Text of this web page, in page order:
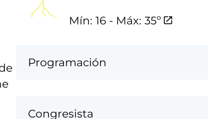
Mín: 16 - Máx: 35º
Programación
Congresista